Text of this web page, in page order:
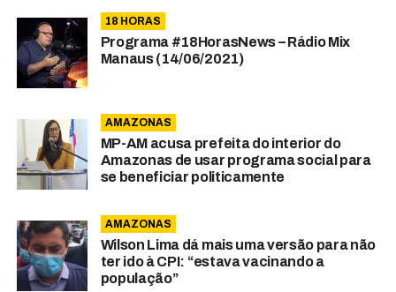
18 HORAS
Programa #18HorasNews – Rádio Mix
Manaus (14/06/2021)
AMAZONAS
MP-AM acusa prefeita do interior do
Amazonas de usar programa social para
se beneficiar politicamente
AMAZONAS
Wilson Lima dá mais uma versão para não
ter ido à CPI: “estava vacinando a
população”